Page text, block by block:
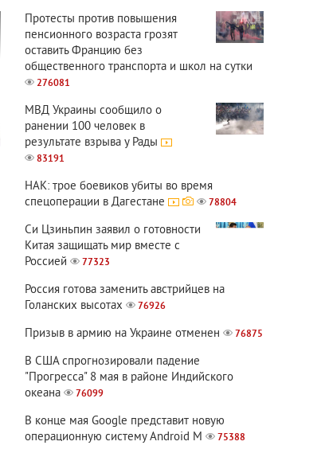
Протесты против повышения
пенсионного возраста грозят
оставить Францию без
общественного транспорта и школ на сутки
276081
МВД Украины сообщило о
ранении 100 человек в
результате взрыва у Рады
83191
НАК: трое боевиков убиты во время
спецоперации в Дагестане
78804
Си Цзиньпин заявил о готовности
Китая защищать мир вместе с
Россией
77323
Россия готова заменить австрийцев на
Голанских высотах
76926
Призыв в армию на Украине отменен 76875
В США спрогнозировали падение
"Прогресса" 8 мая в районе Индийского
океана
76099
В конце мая Google представит новую
операционную систему Android M
75388